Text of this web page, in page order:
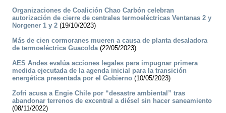
Organizaciones de Coalición Chao Carbón celebran
autorización de cierre de centrales termoeléctricas Ventanas 2 y
Norgener 1 y 2 (19/10/2023)
Más de cien cormoranes mueren a causa de planta desaladora
de termoeléctrica Guacolda(22/05/2023)
AES Andes evalúa acciones legales para impugnar primera
medida ejecutada de la agenda inicial para la transición
energética presentada por el Gobierno (10/05/2023)
Zofri acusa a Engie Chile por “desastre ambiental” tras
abandonar terrenos de excentral a diésel sin hacer saneamiento
(08/11/2022)